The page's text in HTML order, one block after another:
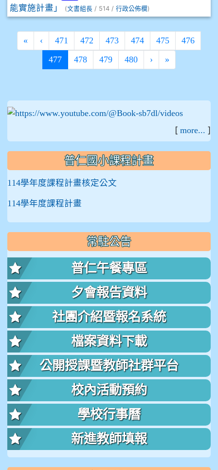
能實施計畫」
(文書組長 / 514 / 行政公佈欄 )
« ‹ 471 472 473 474 475 476
477(current)
478 479 480 › »
[ more... ]
普仁國小課程計畫
114學年度課程計畫核定公文
114學年度課程計畫
常駐公告
普仁午餐專區
夕會報告資料
社團介紹暨報名系統
檔案資料下載
公開授課暨教師社群平台
校內活動預約
學校行事曆
新進教師填報